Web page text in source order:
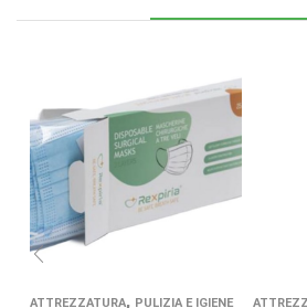
ATTREZZATURA, PULIZIA E IGIENE